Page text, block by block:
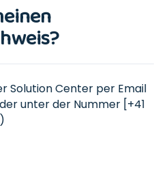
Solution Center per Email
unter der Nummer [+41